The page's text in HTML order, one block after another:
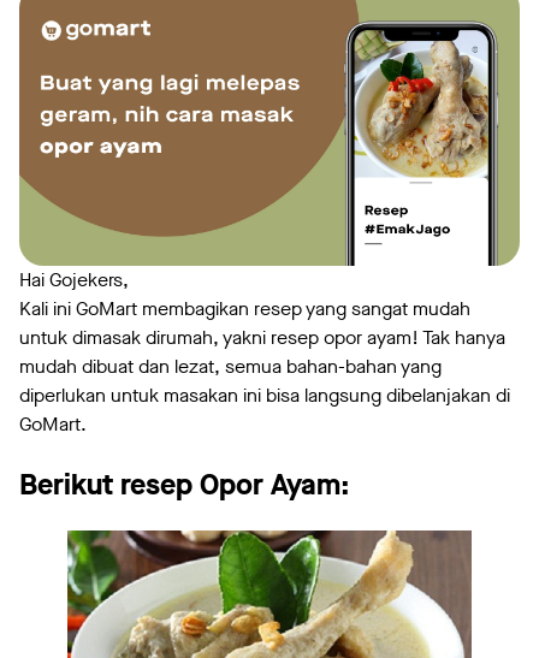
Hai Gojekers,
Kali ini GoMart membagikan resep yang sangat mudah
untuk dimasak dirumah, yakni resep opor ayam! Tak hanya
mudah dibuat dan lezat, semua bahan-bahan yang
diperlukan untuk masakan ini bisa langsung dibelanjakan di
GoMart.
Berikut resepOpor Ayam: